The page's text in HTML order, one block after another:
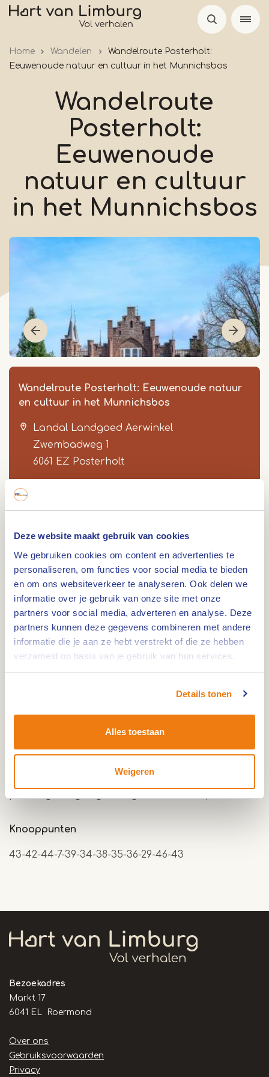
Deze website maakt gebruik van cookies
We gebruiken cookies om content en advertenties te
personaliseren, om functies voor social media te bieden
en om ons websiteverkeer te analyseren. Ook delen we
informatie over je gebruik van onze site met onze
partners voor social media, adverteren en analyse. Deze
partners kunnen deze gegevens combineren met andere
informatie die je aan ze hebt verstrekt of die ze hebben
verzameld op basis van je gebruik van hun services.
Details tonen
Alles toestaan
Weigeren
Overslaan
Home Wandelen
Wandelroute Posterholt:
Eeuwenoude natuur en cultuur in het Munnichsbos
Wandelroute
Posterholt:
Eeuwenoude
natuur en cultuur
in het Munnichsbos
Wandelroute Posterholt: Eeuwenoude natuur
en cultuur in het Munnichsbos
Landal Landgoed Aerwinkel
Zwembadweg 1
6061 EZ Posterholt
Route
Item
1
Lengte wandelroute Posterholt: 10 kilometer. De
route start bij Landal Landgoed Aerwinkel,
Zwembadweg 2, 6061 EZ Posterholt.
Dit eeuwenoude ‘Monniken’ bos ligt in het
stroomgebied van de Vlootbeek en biedt een
Munnichsbos is vooral bekend door het groot
uilensoorten. Aangrenzend aan het bos ligt
neogotische kasteeltje ligt omgeven door een
Knooppunten
43-42-44-7-39-34-38-35-36-29-46-43
Bezoekadres
Markt 17
6041 EL Roermond
Handige
links
Over ons
Gebruiksvoorwaarden
Privacy